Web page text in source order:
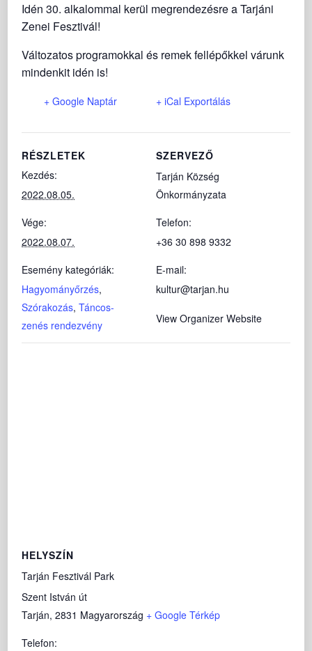
Idén 30. alkalommal kerül megrendezésre a Tarjáni
Zenei Fesztivál!
Változatos programokkal és remek fellépőkkel várunk
mindenkit idén is!
+ Google Naptár + iCal Exportálás
RÉSZLETEK
Kezdés:
2022.08.05.
Vége:
2022.08.07.
Esemény kategóriák:
Hagyományőrzés,
Szórakozás,Táncos-
zenés rendezvény
SZERVEZŐ
Tarján Község
Önkormányzata
Telefon:
+36 30 898 9332
E-mail:
kultur@tarjan.hu
View Organizer Website
HELYSZÍN
Tarján Fesztivál Park
Szent István út
Tarján, 2831 Magyarország + Google Térkép
Telefon: